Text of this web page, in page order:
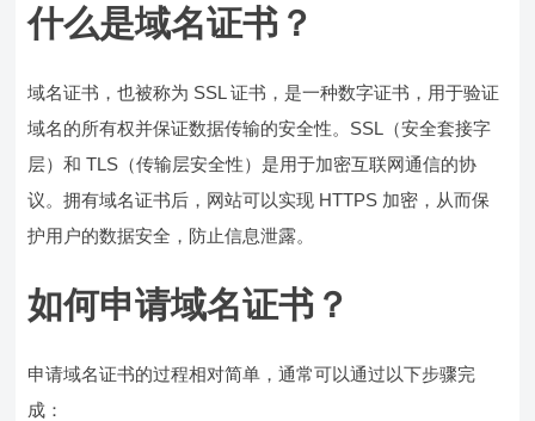
什么是域名证书？
域名证书，也被称为 SSL 证书，是一种数字证书，用于验证
域名的所有权并保证数据传输的安全性。SSL（安全套接字
层）和 TLS（传输层安全性）是用于加密互联网通信的协
议。拥有域名证书后，网站可以实现 HTTPS 加密，从而保
护用户的数据安全，防止信息泄露。
如何申请域名证书？
申请域名证书的过程相对简单，通常可以通过以下步骤完
成：